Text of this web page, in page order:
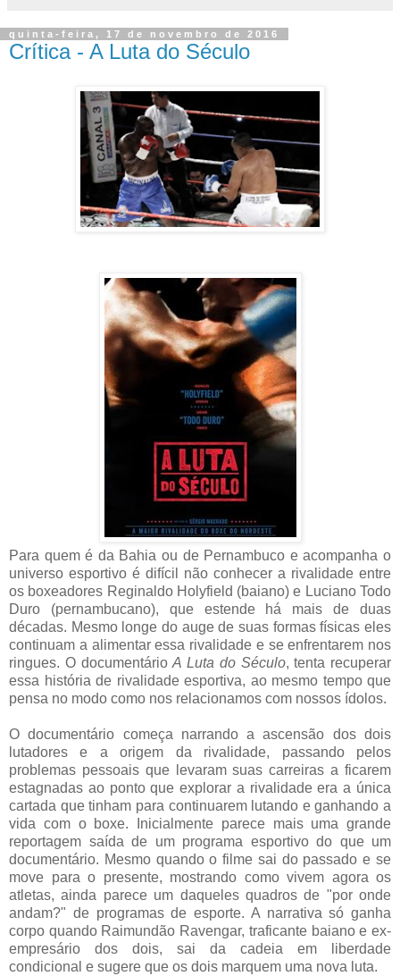
quinta-feira, 17 de novembro de 2016
Crítica - A Luta do Século
Para quem é da Bahia ou de Pernambuco e acompanha o
universo esportivo é difícil não conhecer a rivalidade entre
os boxeadores Reginaldo Holyfield (baiano) e Luciano Todo
Duro (pernambucano), que estende há mais de duas
décadas. Mesmo longe do auge de suas formas físicas eles
continuam a alimentar essa rivalidade e se enfrentarem nos
ringues. O documentárioA Luta do Século, tenta recuperar
essa história de rivalidade esportiva, ao mesmo tempo que
pensa no modo como nos relacionamos com nossos ídolos.
O documentário começa narrando a ascensão dos dois
lutadores e a origem da rivalidade, passando pelos
problemas pessoais que levaram suas carreiras a ficarem
estagnadas ao ponto que explorar a rivalidade era a única
cartada que tinham para continuarem lutando e ganhando a
vida com o boxe. Inicialmente parece mais uma grande
reportagem saída de um programa esportivo do que um
documentário. Mesmo quando o filme sai do passado e se
move para o presente, mostrando como vivem agora os
atletas, ainda parece um daqueles quadros de "por onde
andam?" de programas de esporte. A narrativa só ganha
corpo quando Raimundão Ravengar, traficante baiano e ex-
empresário dos dois, sai da cadeia em liberdade
condicional e sugere que os dois marquem uma nova luta.